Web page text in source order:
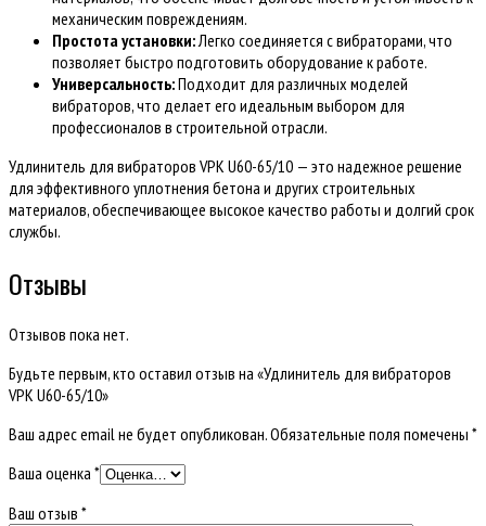
механическим повреждениям.
Простота установки:Легко соединяется с вибраторами, что
позволяет быстро подготовить оборудование к работе.
Универсальность:Подходит для различных моделей
вибраторов, что делает его идеальным выбором для
профессионалов в строительной отрасли.
Удлинитель для вибраторов VPK U60-65/10 — это надежное решение
для эффективного уплотнения бетона и других строительных
материалов, обеспечивающее высокое качество работы и долгий срок
службы.
Отзывы
Отзывов пока нет.
Будьте первым, кто оставил отзыв на «Удлинитель для вибраторов
VPK U60-65/10»
Ваш адрес email не будет опубликован.Обязательные поля помечены *
Ваша оценка *
Ваш отзыв *